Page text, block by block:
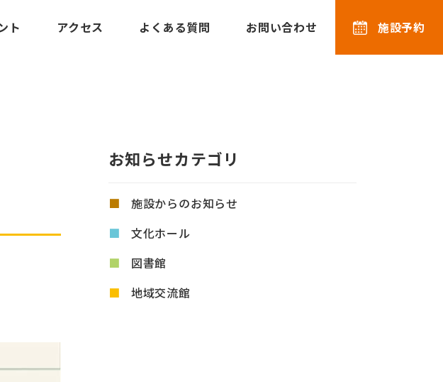
ト アクセス よくある質問 お問い合わせ 施設予約
お知らせカテゴリ
施設からのお知らせ
文化ホール
図書館
地域交流館